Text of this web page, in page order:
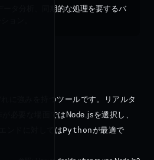
ータ分析、同期的な処理を要するバ
ョン。
に強みを持つツールです。リアルタ
必要な場面ではNode.jsを選択し、
ンドに対してはPythonが最適で